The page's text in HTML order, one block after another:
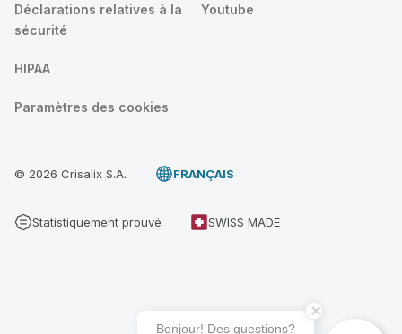
Déclarations relatives à la
sécurité
HIPAA
Paramètres des cookies
Youtube
© 2026 Crisalix S.A. FRANÇAIS
Statistiquement prouvé SWISS MADE
Bonjour! Des questions?